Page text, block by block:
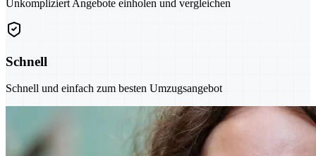
Unkompliziert Angebote einholen und vergleichen
Schnell
Schnell und einfach zum besten Umzugsangebot